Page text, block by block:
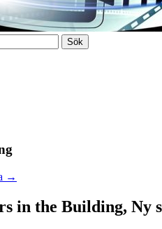
→
in the Building, Ny